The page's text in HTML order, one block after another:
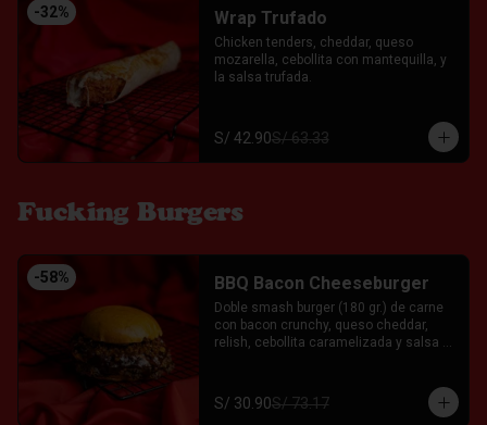
-32% Wrap Trufado
Chicken tenders, cheddar, queso
mozarella, cebollita con mantequilla, y
la salsa trufada.
S/ 42.90S/ 63.33
Fucking Burgers
-58% BBQ Bacon Cheeseburger
Doble smash burger (180 gr.) de carne
con bacon crunchy, queso cheddar,
relish, cebollita caramelizada y salsa
Ají, Ketchup y Mayo Garlic.
S/ 30.90S/ 73.17